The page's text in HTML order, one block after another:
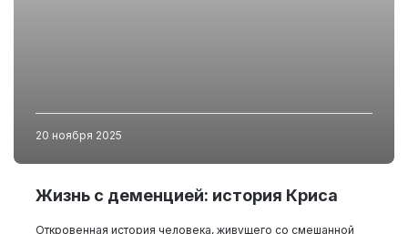
20 ноября 2025
Жизнь с деменцией: история Криса
Откровенная история человека, живущего со смешанной